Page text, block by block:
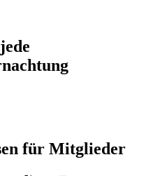
für Mitglieder